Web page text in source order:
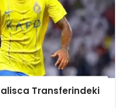
Transferindeki